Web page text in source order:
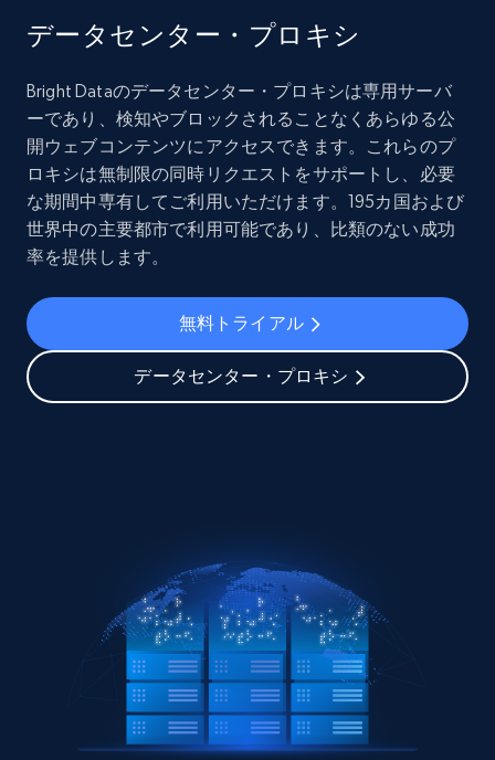
データセンター・プロキシ
Bright Dataのデータセンター・プロキシは専用サーバ
ーであり、検知やブロックされることなくあらゆる公
開ウェブコンテンツにアクセスできます。これらのプ
ロキシは無制限の同時リクエストをサポートし、必要
な期間中専有してご利用いただけます。195カ国および
世界中の主要都市で利用可能であり、比類のない成功
率を提供します。
無料トライアル
データセンター・プロキシ